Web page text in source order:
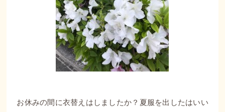
お休みの間に衣替えはしましたか？夏服を出したはいい